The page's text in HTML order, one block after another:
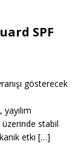
SPF
gösterecek
üzerinde stabil
etki […]